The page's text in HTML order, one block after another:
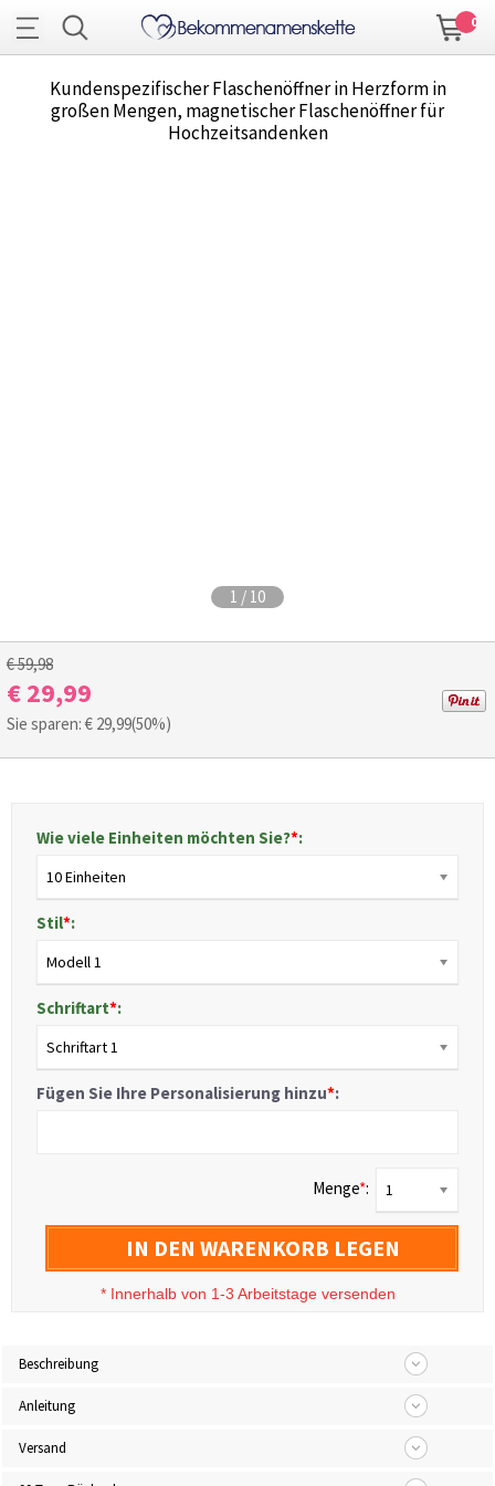
0
Kundenspezifischer Flaschenöffner in Herzform in
großen Mengen, magnetischer Flaschenöffner für
Hochzeitsandenken
1 / 10
€ 59,98
€ 29,99
Sie sparen: € 29,99(50%)
Wie viele Einheiten möchten Sie?*:
10 Einheiten
Stil*:
Modell 1
Schriftart*:
Schriftart 1
Fügen Sie Ihre Personalisierung hinzu*:
Menge*: 1
IN DEN WARENKORB LEGEN
* Innerhalb von 1-3 Arbeitstage versenden
Beschreibung
Anleitung
Versand